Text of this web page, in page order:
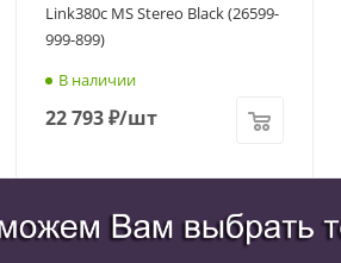
Link380c MS Stereo Black (26599-
999-899)
В наличии
22 793₽/шт